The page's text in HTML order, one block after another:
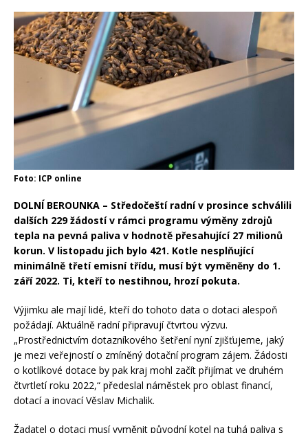
Foto: ICP online
DOLNÍ BEROUNKA – Středočeští radní v prosince schválili
dalších 229 žádostí v rámci programu výměny zdrojů
tepla na pevná paliva v hodnotě přesahující 27 milionů
korun. V listopadu jich bylo 421. Kotle nesplňující
minimálně třetí emisní třídu, musí být vyměněny do 1.
září 2022. Ti, kteří to nestihnou, hrozí pokuta.
Výjimku ale mají lidé, kteří do tohoto data o dotaci alespoň
požádají. Aktuálně radní připravují čtvrtou výzvu.
„Prostřednictvím dotazníkového šetření nyní zjišťujeme, jaký
je mezi veřejností o zmíněný dotační program zájem. Žádosti
o kotlíkové dotace by pak kraj mohl začít přijímat ve druhém
čtvrtletí roku 2022,“ předeslal náměstek pro oblast financí,
dotací a inovací Věslav Michalik.
Žadatel o dotaci musí vyměnit původní kotel na tuhá paliva s